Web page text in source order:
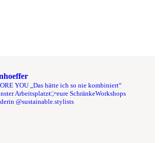
YOU
„Das hätte ich so nie kombiniert“
Arbeitsplatz👉eure SchränkeWorkshops
@sustainable.stylists